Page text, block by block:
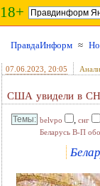
18+
ПравдаИнформ ≈
07.06.2023 , 20:05
США увидели в СНГ
belvpo , снг
Беларусь В-П